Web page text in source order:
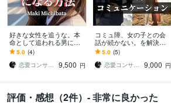
好きな女性を追うな。本
命として追われる男にな
れます 女性から自然に好
意を持たれ、本命扱いさ
れるためのコツを伝授。
5.0 (4)
恋愛コンサルタント 真希
9,500 円
コミュ障、女の子との会
話が続かない。を解決し
ます コミュ力UPと女の子
と距離を縮める会話テク
ニックを伝授！
5.0 (5)
恋愛コンサルタント 真希
9,000 円
評価・感想（2件）- 非常に良かった